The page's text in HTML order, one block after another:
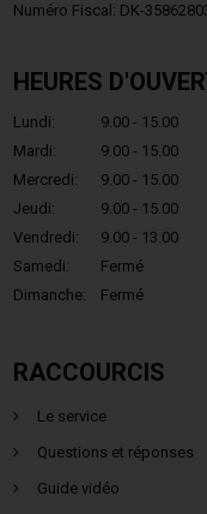
Numéro Fiscal: DK-
HEURES
Lundi:
9.00 - 15.00
Mardi:
9.00 - 15.00
Mercredi:
9.00 - 15.00
Jeudi:
9.00 - 15.00
Vendredi:
9.00 - 13.00
Samedi:
Fermé
Dimanche:
Fermé
RACCOURCIS
Le service
Questions et réponses
Guide vidéo